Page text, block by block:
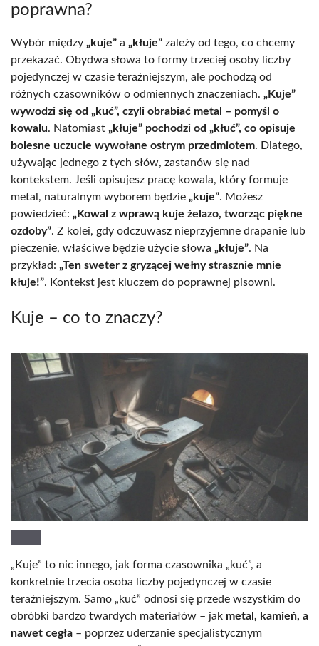
poprawna?
Wybór między „kuje” a „kłuje” zależy od tego, co chcemy
przekazać. Obydwa słowa to formy trzeciej osoby liczby
pojedynczej w czasie teraźniejszym, ale pochodzą od
różnych czasowników o odmiennych znaczeniach. „Kuje”
wywodzi się od „kuć”, czyli obrabiać metal – pomyśl o
kowalu. Natomiast „kłuje” pochodzi od „kłuć”, co opisuje
bolesne uczucie wywołane ostrym przedmiotem. Dlatego,
używając jednego z tych słów, zastanów się nad
kontekstem. Jeśli opisujesz pracę kowala, który formuje
metal, naturalnym wyborem będzie „kuje”. Możesz
powiedzieć: „Kowal z wprawą kuje żelazo, tworząc piękne
ozdoby”. Z kolei, gdy odczuwasz nieprzyjemne drapanie lub
pieczenie, właściwe będzie użycie słowa „kłuje”. Na
przykład: „Ten sweter z gryzącej wełny strasznie mnie
kłuje!”. Kontekst jest kluczem do poprawnej pisowni.
Kuje – co to znaczy?
„Kuje” to nic innego, jak forma czasownika „kuć”, a
konkretnie trzecia osoba liczby pojedynczej w czasie
teraźniejszym. Samo „kuć” odnosi się przede wszystkim do
obróbki bardzo twardych materiałów – jak metal, kamień, a
nawet cegła – poprzez uderzanie specjalistycznym